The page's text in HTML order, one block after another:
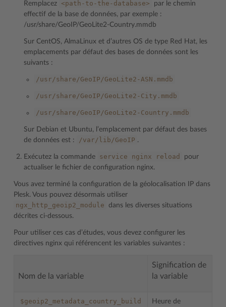
Remplacez <path-to-the-database>
par le chemin
effectif de la base de données, par exemple :
/usr/share/GeoIP/GeoLite2-Country.mmdb
Sur CentOS, AlmaLinux et d’autres OS de type Red Hat, les
emplacements par défaut des bases de données sont les
suivants :
/usr/share/GeoIP/GeoLite2-ASN.mmdb
/usr/share/GeoIP/GeoLite2-City.mmdb
/usr/share/GeoIP/GeoLite2-Country.mmdb
Sur Debian et Ubuntu, l’emplacement par défaut des bases
de données est :
/var/lib/GeoIP .
Exécutez la commande service nginx reload
pour
actualiser le fichier de configuration nginx.
Vous avez terminé la configuration de la géolocalisation IP dans
Plesk. Vous pouvez désormais utiliser
ngx_http_geoip2_module
dans les diverses situations
décrites ci-dessous.
Pour utiliser ces cas d’études, vous devez configurer les
directives nginx qui référencent les variables suivantes :
Nom de la variable
Signification de
la variable
$geoip2_metadata_country_build
Heure de